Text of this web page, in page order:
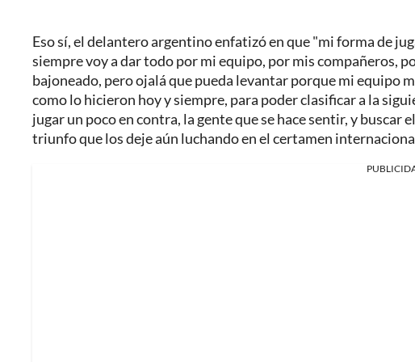
Eso sí, el delantero argentino enfatizó en que "mi forma de
siempre voy a dar todo por mi equipo, por mis compañeros,
bajoneado, pero ojalá que pueda levantar porque mi equipo
como lo hicieron hoy y siempre, para poder clasificar a la
jugar un poco en contra, la gente que se hace sentir, y
triunfo que los deje aún luchando en el certamen